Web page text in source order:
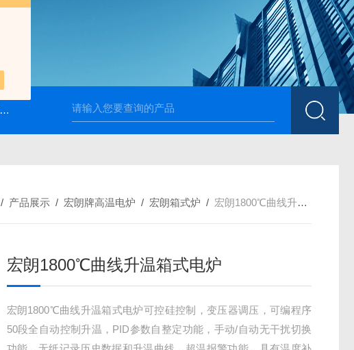
高温烧结升降炉 可四面加热 1700度升降式马弗炉 烧
/ 产品展示 / 宏朗牌高温电炉 / 宏朗箱式炉 / 宏朗1800℃曲线升温箱式电炉
宏朗1800℃曲线升温箱式电炉
宏朗1800℃曲线升温箱式电炉可控硅控制，变压器调压，可编程序
50段全自动控制升温，PID参数自整定功能，手动/自动无干扰切换